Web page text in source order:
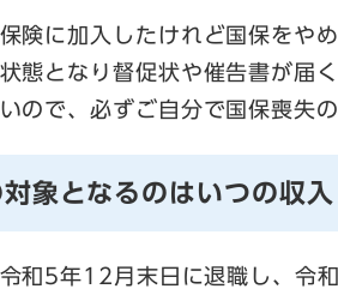
険に加入したけれど国保をや
態となり督促状や催告書が届
ので、必ずご自分で国保喪失
象となるのはいつの収入
和5年12月末日に退職し、令